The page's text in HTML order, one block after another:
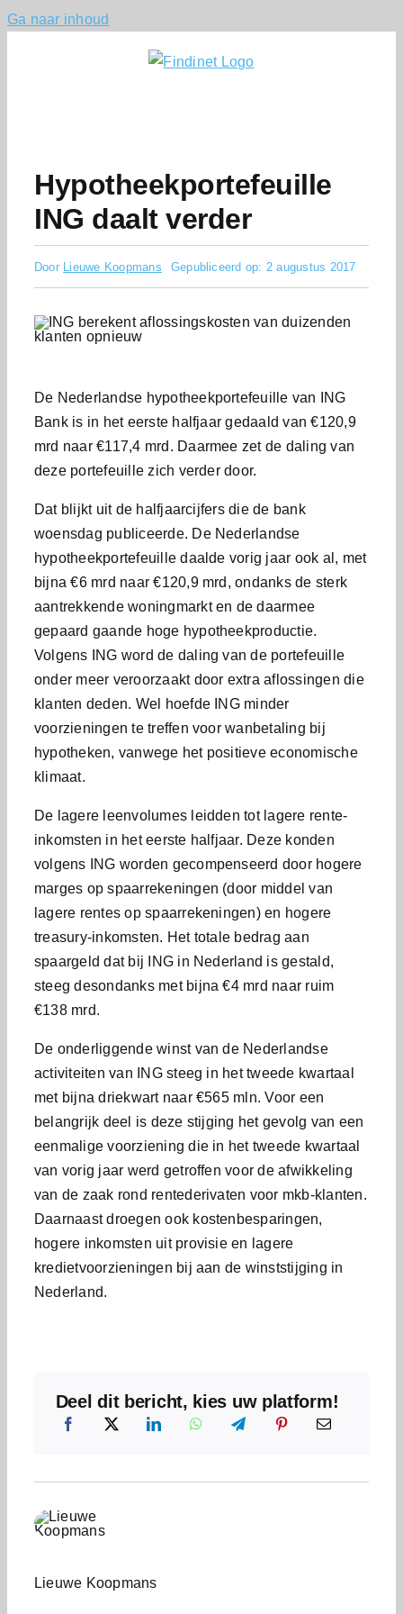
Ga naar inhoud
Hypotheekportefeuille
ING daalt verder
Door Lieuwe Koopmans Gepubliceerd op: 2 augustus 2017
De Nederlandse hypotheekportefeuille van ING
Bank is in het eerste halfjaar gedaald van €120,9
mrd naar €117,4 mrd. Daarmee zet de daling van
deze portefeuille zich verder door.
Dat blijkt uit de halfjaarcijfers die de bank
woensdag publiceerde. De Nederlandse
hypotheekportefeuille daalde vorig jaar ook al, met
bijna €6 mrd naar €120,9 mrd, ondanks de sterk
aantrekkende woningmarkt en de daarmee
gepaard gaande hoge hypotheekproductie.
Volgens ING word de daling van de portefeuille
onder meer veroorzaakt door extra aflossingen die
klanten deden. Wel hoefde ING minder
voorzieningen te treffen voor wanbetaling bij
hypotheken, vanwege het positieve economische
klimaat.
De lagere leenvolumes leidden tot lagere rente-
inkomsten in het eerste halfjaar. Deze konden
volgens ING worden gecompenseerd door hogere
marges op spaarrekeningen (door middel van
lagere rentes op spaarrekeningen) en hogere
treasury-inkomsten. Het totale bedrag aan
spaargeld dat bij ING in Nederland is gestald,
steeg desondanks met bijna €4 mrd naar ruim
€138 mrd.
De onderliggende winst van de Nederlandse
activiteiten van ING steeg in het tweede kwartaal
met bijna driekwart naar €565 mln. Voor een
belangrijk deel is deze stijging het gevolg van een
eenmalige voorziening die in het tweede kwartaal
van vorig jaar werd getroffen voor de afwikkeling
van de zaak rond rentederivaten voor mkb-klanten.
Daarnaast droegen ook kostenbesparingen,
hogere inkomsten uit provisie en lagere
kredietvoorzieningen bij aan de winststijging in
Nederland.
Deel dit bericht, kies uw platform!
Lieuwe Koopmans